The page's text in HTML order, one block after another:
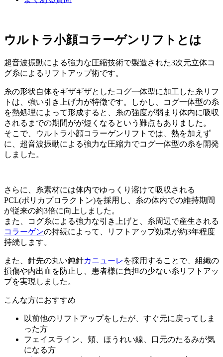
ウルトラ小顔コラーゲンリフトとは
超音波振動による強力な圧縮技術で製造された3次元立体コ
グ糸によるリフトアップ術です。
糸の形状自体をギザギザとしたコグ一体型に加工した糸リフ
トは、強い引き上げ力が特徴です。しかし、コグ一体型の糸
を熱処理によって形成すると、糸の強度が弱まり体内に吸収
されるまでの期間がが短くなるという難点もありました。
そこで、ウルトラ小顔コラーゲンリフトでは、熱を加えず
に、超音波振動による強力な圧縮力でコグ一体型の糸を開発
しました。
さらに、糸素材には体内でゆっくり溶けて吸収される
PCL(ポリカプロラクトン)を採用し、糸の体内での維持期間
が従来の約3倍に向上しました。
また、コグ糸による強力な引き上げと、糸周辺で産生される
コラーゲンの持続によって、リフトアップ効果が約3年程度
持続します。
また、針先の丸い鈍針カニューレ を採用することで、組織の
損傷や内出血を防止し、患者様に負担の少ない糸リフトアッ
プを実現しました。
こんな方におすすめ
以前他のリフトアップをしたが、すぐ元に戻ってしま
った方
フェイスライン、頬、ほうれい線、口元のたるみが気
になる方